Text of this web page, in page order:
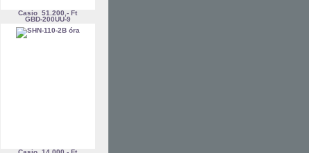
Casio 51.200,- Ft
GBD-200UU-9